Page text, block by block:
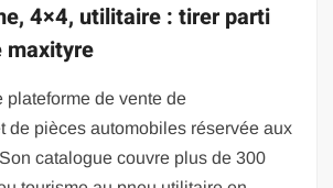
4×4, utilitaire : tirer parti
maxityre
plateforme de vente de
de pièces automobiles réservée aux
catalogue couvre plus de 300